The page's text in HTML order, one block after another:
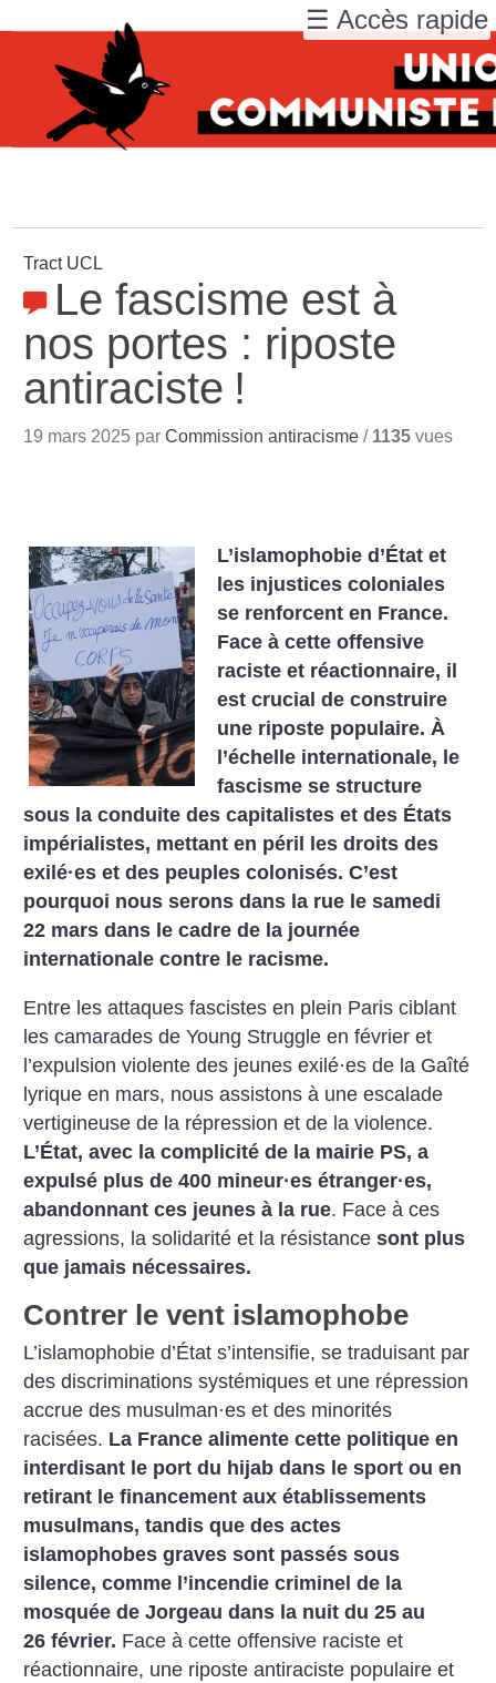
Tract UCL
Le fascisme est à
nos portes : riposte
antiraciste !
19 mars 2025 parCommission antiracisme / 1135 vues
L’islamophobie d’État et
les injustices coloniales
se renforcent en France.
Face à cette offensive
raciste et réactionnaire, il
est crucial de construire
une riposte populaire. À
l’échelle internationale, le
fascisme se structure
sous la conduite des capitalistes et des États
impérialistes, mettant en péril les droits des
exilé·es et des peuples colonisés. C’est
pourquoi nous serons dans la rue le samedi
22 mars dans le cadre de la journée
internationale contre le racisme.
Entre les attaques fascistes en plein Paris ciblant
les camarades de Young Struggle en février et
l’expulsion violente des jeunes exilé·es de la Gaîté
lyrique en mars, nous assistons à une escalade
vertigineuse de la répression et de la violence.
L’État, avec la complicité de la mairie PS, a
expulsé plus de 400 mineur·es étranger·es,
abandonnant ces jeunes à la rue. Face à ces
agressions, la solidarité et la résistancesont plus
que jamais nécessaires.
Contrer le vent islamophobe
L’islamophobie d’État s’intensifie, se traduisant par
des discriminations systémiques et une répression
accrue des musulman·es et des minorités
racisées. La France alimente cette politique en
interdisant le port du hijab dans le sport ou en
retirant le financement aux établissements
musulmans, tandis que des actes
islamophobes graves sont passés sous
silence, comme l’incendie criminel de la
mosquée de Jorgeau dans la nuit du 25 au
26 février. Face à cette offensive raciste et
réactionnaire, une riposte antiraciste populaire et
☰ Accès rapide